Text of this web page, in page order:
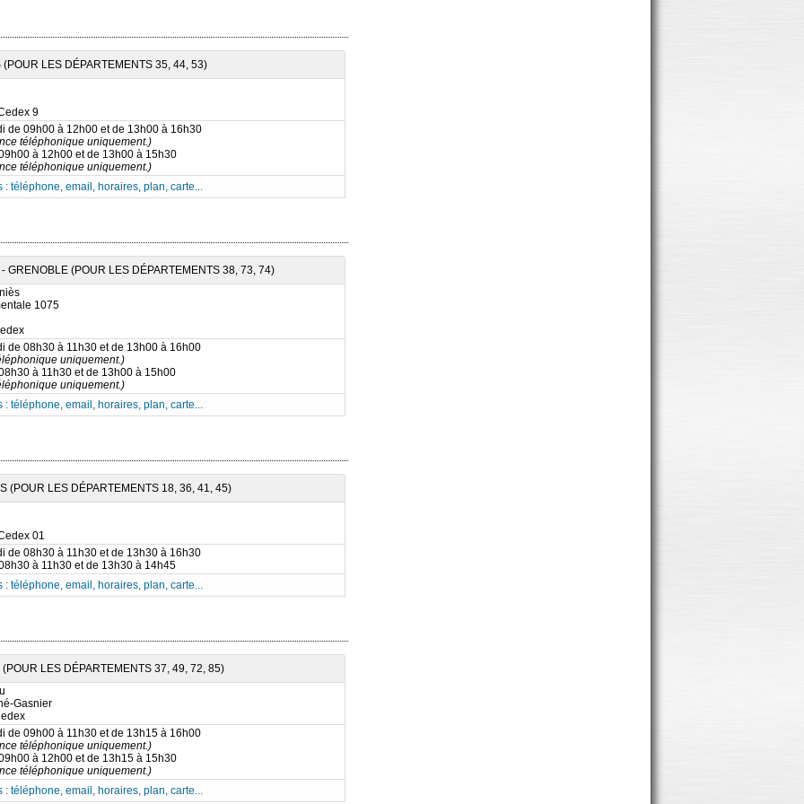
LES DÉPARTEMENTS 35, 44, 53)
9
de 09h00 à 12h00 et de 13h00 à 16h30
téléphonique uniquement.)
à 12h00 et de 13h00 à 15h30
téléphonique uniquement.)
: téléphone, email, horaires, plan, carte...
GRENOBLE (POUR LES DÉPARTEMENTS 38, 73, 74)
1075
de 08h30 à 11h30 et de 13h00 à 16h00
uniquement.)
à 11h30 et de 13h00 à 15h00
uniquement.)
: téléphone, email, horaires, plan, carte...
(POUR LES DÉPARTEMENTS 18, 36, 41, 45)
01
de 08h30 à 11h30 et de 13h30 à 16h30
à 11h30 et de 13h30 à 14h45
: téléphone, email, horaires, plan, carte...
LES DÉPARTEMENTS 37, 49, 72, 85)
Gasnier
de 09h00 à 11h30 et de 13h15 à 16h00
téléphonique uniquement.)
à 12h00 et de 13h15 à 15h30
téléphonique uniquement.)
: téléphone, email, horaires, plan, carte...